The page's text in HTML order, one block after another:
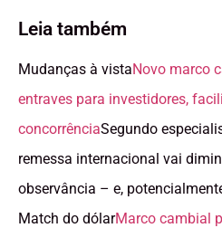
Leia também
Mudanças à vistaNovo marco
entraves para investidores,
concorrênciaSegundo
remessa internacional vai
observância – e,
Match do dólarMarco cambial